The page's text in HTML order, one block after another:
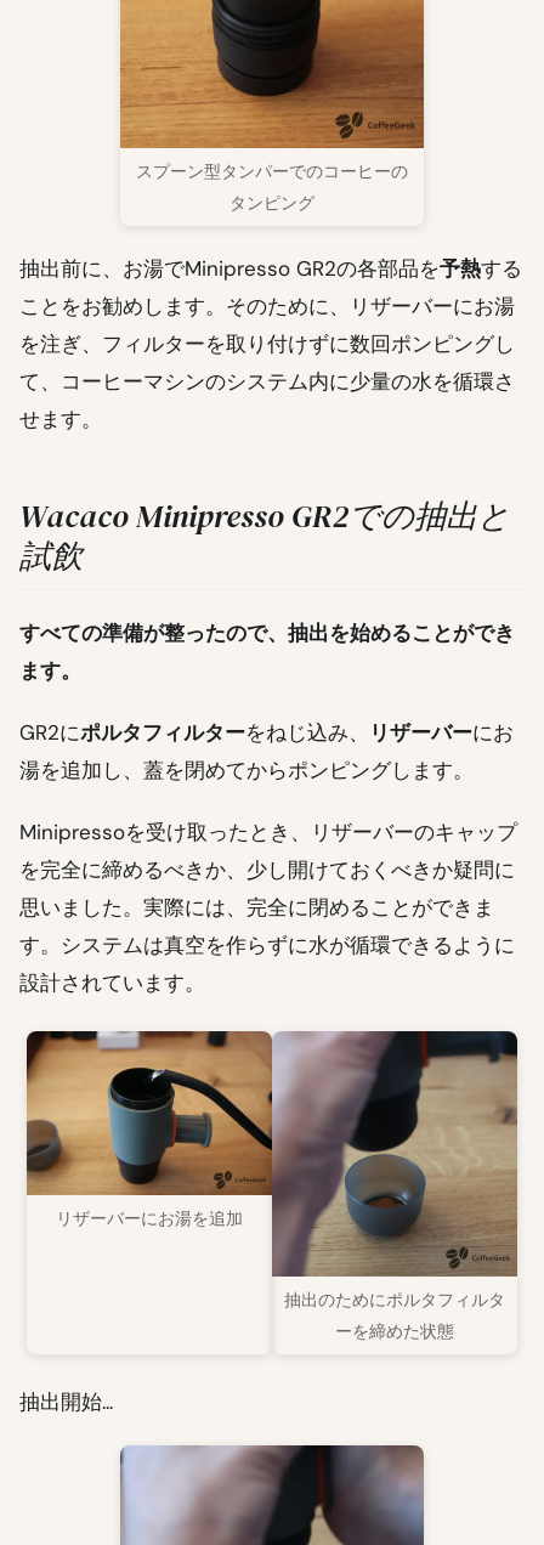
スプーン型タンパーでのコーヒーの
タンピング
抽出前に、お湯でMinipresso GR2の各部品を予熱する
ことをお勧めします。そのために、リザーバーにお湯
を注ぎ、フィルターを取り付けずに数回ポンピングし
て、コーヒーマシンのシステム内に少量の水を循環さ
せます。
Wacaco Minipresso GR2での抽出と
試飲
すべての準備が整ったので、抽出を始めることができ
ます。
GR2にポルタフィルターをねじ込み、 リザーバーにお
湯を追加し、蓋を閉めてからポンピングします。
Minipressoを受け取ったとき、リザーバーのキャップ
を完全に締めるべきか、少し開けておくべきか疑問に
思いました。実際には、完全に閉めることができま
す。システムは真空を作らずに水が循環できるように
設計されています。
リザーバーにお湯を追加
抽出のためにポルタフィルタ
ーを締めた状態
抽出開始...